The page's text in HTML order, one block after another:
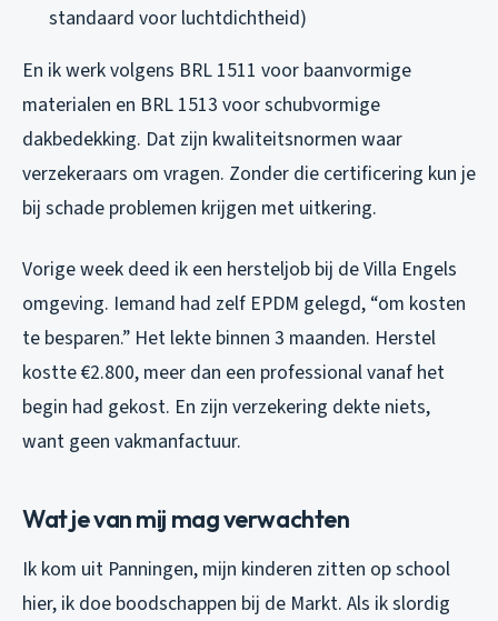
standaard voor luchtdichtheid)
En ik werk volgens BRL 1511 voor baanvormige
materialen en BRL 1513 voor schubvormige
dakbedekking. Dat zijn kwaliteitsnormen waar
verzekeraars om vragen. Zonder die certificering kun je
bij schade problemen krijgen met uitkering.
Vorige week deed ik een hersteljob bij de Villa Engels
omgeving. Iemand had zelf EPDM gelegd, “om kosten
te besparen.” Het lekte binnen 3 maanden. Herstel
kostte €2.800, meer dan een professional vanaf het
begin had gekost. En zijn verzekering dekte niets,
want geen vakmanfactuur.
Wat je van mij mag verwachten
Ik kom uit Panningen, mijn kinderen zitten op school
hier, ik doe boodschappen bij de Markt. Als ik slordig